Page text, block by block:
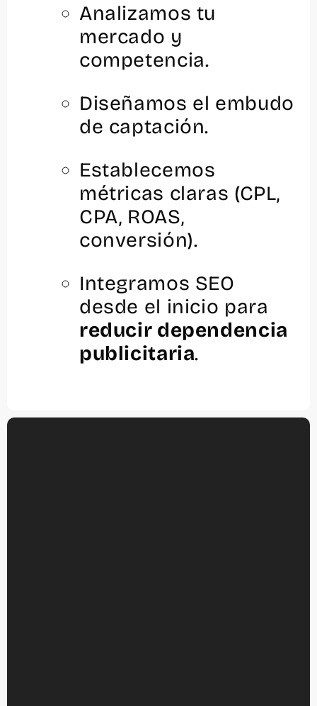
Analizamos tu
mercado y
competencia.
Diseñamos el embudo
de captación.
Establecemos
métricas claras (CPL,
CPA, ROAS,
conversión).
Integramos SEO
desde el inicio para
reducir dependencia
publicitaria.